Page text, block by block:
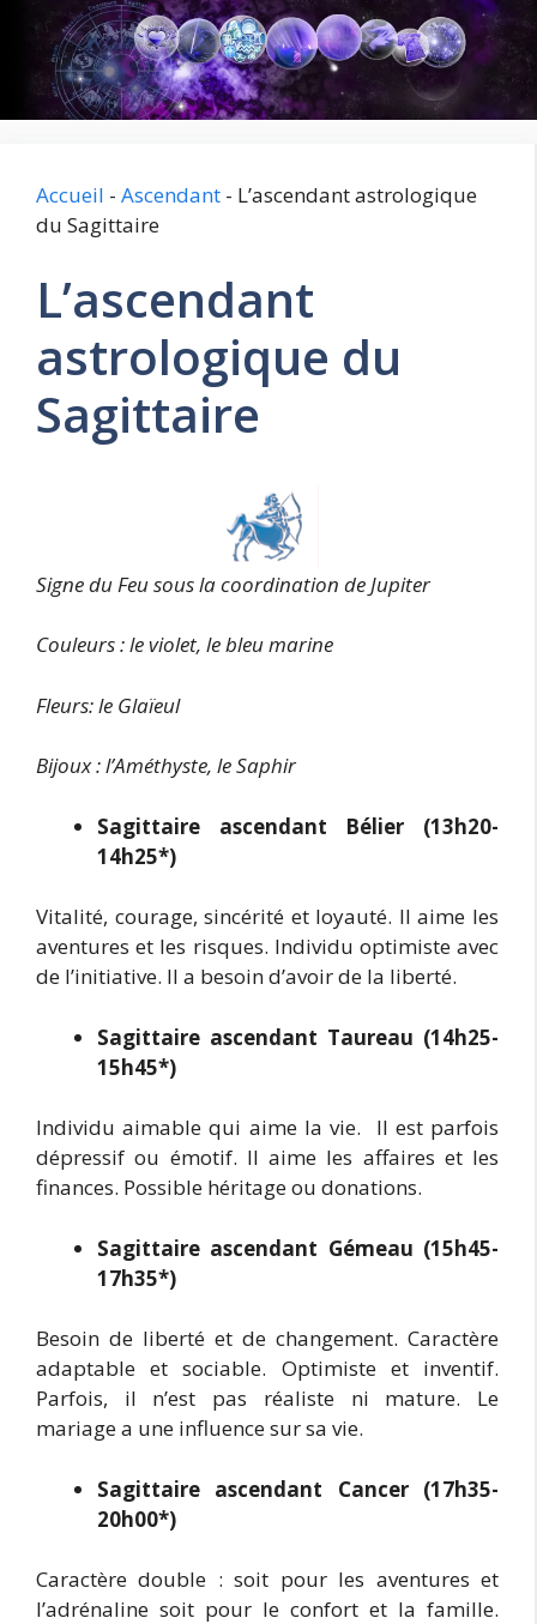
contenu
Accueil - Ascendant - L’ascendant astrologique
du Sagittaire
L’ascendant
astrologique du
Sagittaire
Signe du Feu sous la coordination de Jupiter
Couleurs : le violet, le bleu marine
Fleurs: le Glaïeul
Bijoux : l’Améthyste, le Saphir
Sagittaire ascendant Bélier (13h20-
14h25*)
Vitalité, courage, sincérité et loyauté. Il aime les
aventures et les risques. Individu optimiste avec
de l’initiative. Il a besoin d’avoir de la liberté.
Sagittaire ascendant Taureau (14h25-
15h45*)
Individu aimable qui aime la vie. Il est parfois
dépressif ou émotif. Il aime les affaires et les
finances. Possible héritage ou donations.
Sagittaire ascendant Gémeau (15h45-
17h35*)
Besoin de liberté et de changement. Caractère
adaptable et sociable. Optimiste et inventif.
Parfois, il n’est pas réaliste ni mature. Le
mariage a une influence sur sa vie.
Sagittaire ascendant Cancer (17h35-
20h00*)
Caractère double : soit pour les aventures et
l’adrénaline soit pour le confort et la famille.